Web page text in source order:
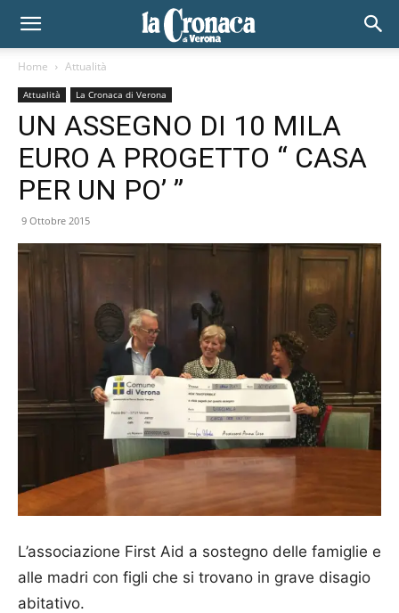
Home Attualità
Attualità La Cronaca di Verona
UN ASSEGNO DI 10 MILA
EURO A PROGETTO “ CASA
PER UN PO’ ”
9 Ottobre 2015
L’associazione First Aid a sostegno delle famiglie e
alle madri con figli che si trovano in grave disagio
abitativo.